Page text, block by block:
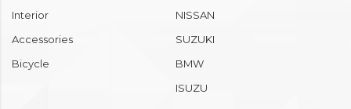
Interior
Accessories
Bicycle
NISSAN
SUZUKI
BMW
ISUZU